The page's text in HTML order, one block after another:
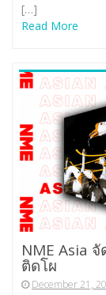
[…]
Read More
NME Asia
ติดโผ
December 21,